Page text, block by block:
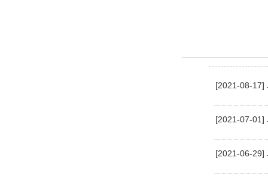
[2021-08-17]
[2021-07-01]
[2021-06-29]